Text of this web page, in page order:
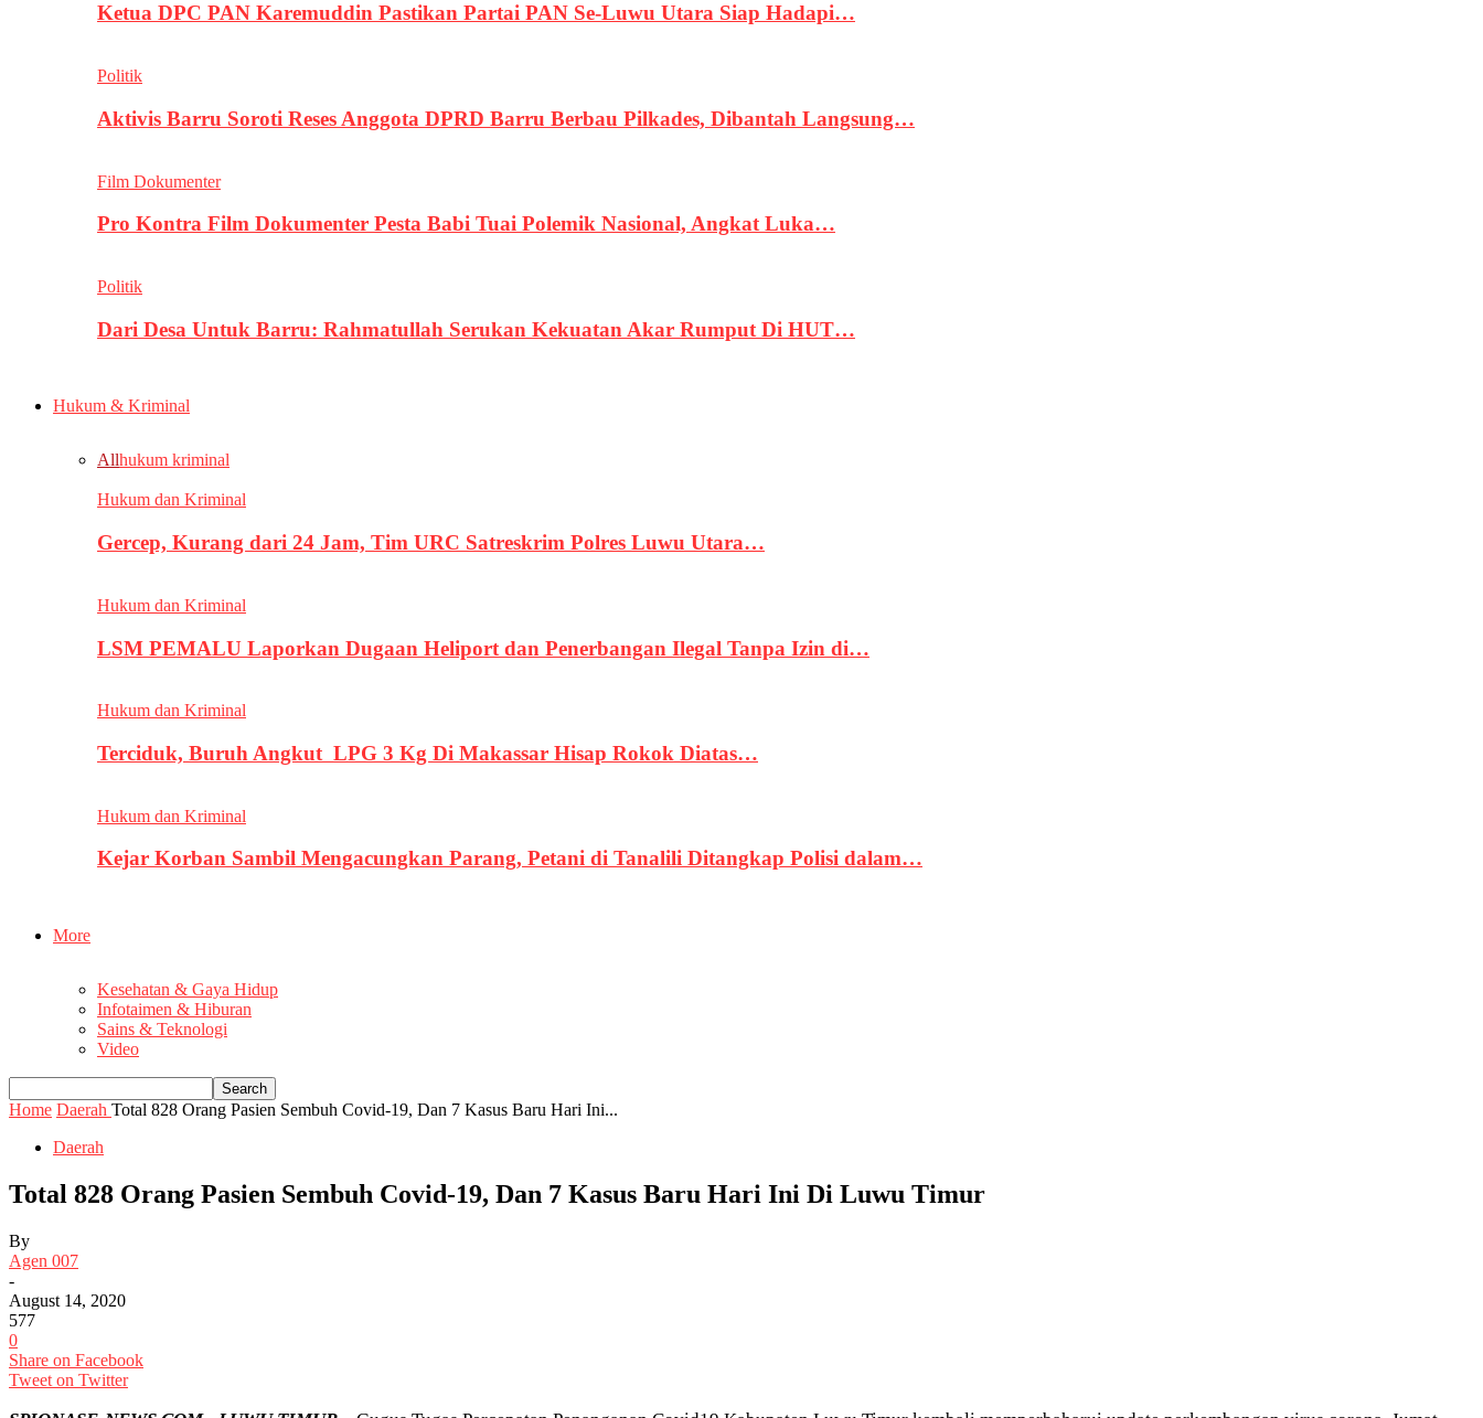
Ketua DPC PAN Karemuddin Pastikan Partai PAN Se-Luwu Utara Siap Hadapi…
Politik
Aktivis Barru Soroti Reses Anggota DPRD Barru Berbau Pilkades, Dibantah Langsung…
Film Dokumenter
Pro Kontra Film Dokumenter Pesta Babi Tuai Polemik Nasional, Angkat Luka…
Politik
Dari Desa Untuk Barru: Rahmatullah Serukan Kekuatan Akar Rumput Di HUT…
Hukum & Kriminal
Allhukum kriminal
Hukum dan Kriminal
Gercep, Kurang dari 24 Jam, Tim URC Satreskrim Polres Luwu Utara…
Hukum dan Kriminal
LSM PEMALU Laporkan Dugaan Heliport dan Penerbangan Ilegal Tanpa Izin di…
Hukum dan Kriminal
Terciduk, Buruh Angkut LPG 3 Kg Di Makassar Hisap Rokok Diatas…
Hukum dan Kriminal
Kejar Korban Sambil Mengacungkan Parang, Petani di Tanalili Ditangkap Polisi dalam…
More
Kesehatan & Gaya Hidup
Infotaimen & Hiburan
Sains & Teknologi
Video
Home Daerah Total 828 Orang Pasien Sembuh Covid-19, Dan 7 Kasus Baru Hari Ini...
Daerah
Total 828 Orang Pasien Sembuh Covid-19, Dan 7 Kasus Baru Hari Ini Di Luwu Timur
By
Agen 007
-
August 14, 2020
577
0
Share on Facebook
Tweet on Twitter